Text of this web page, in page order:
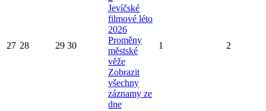
27 28 29 30
Jevíčské
filmové léto
2026
Proměny
městské
věže
Zobrazit
všechny
záznamy ze
dne
1 2